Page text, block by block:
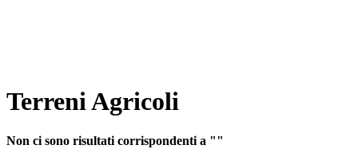
Terreni Agricoli
Non ci sono risultati corrispondenti a ""